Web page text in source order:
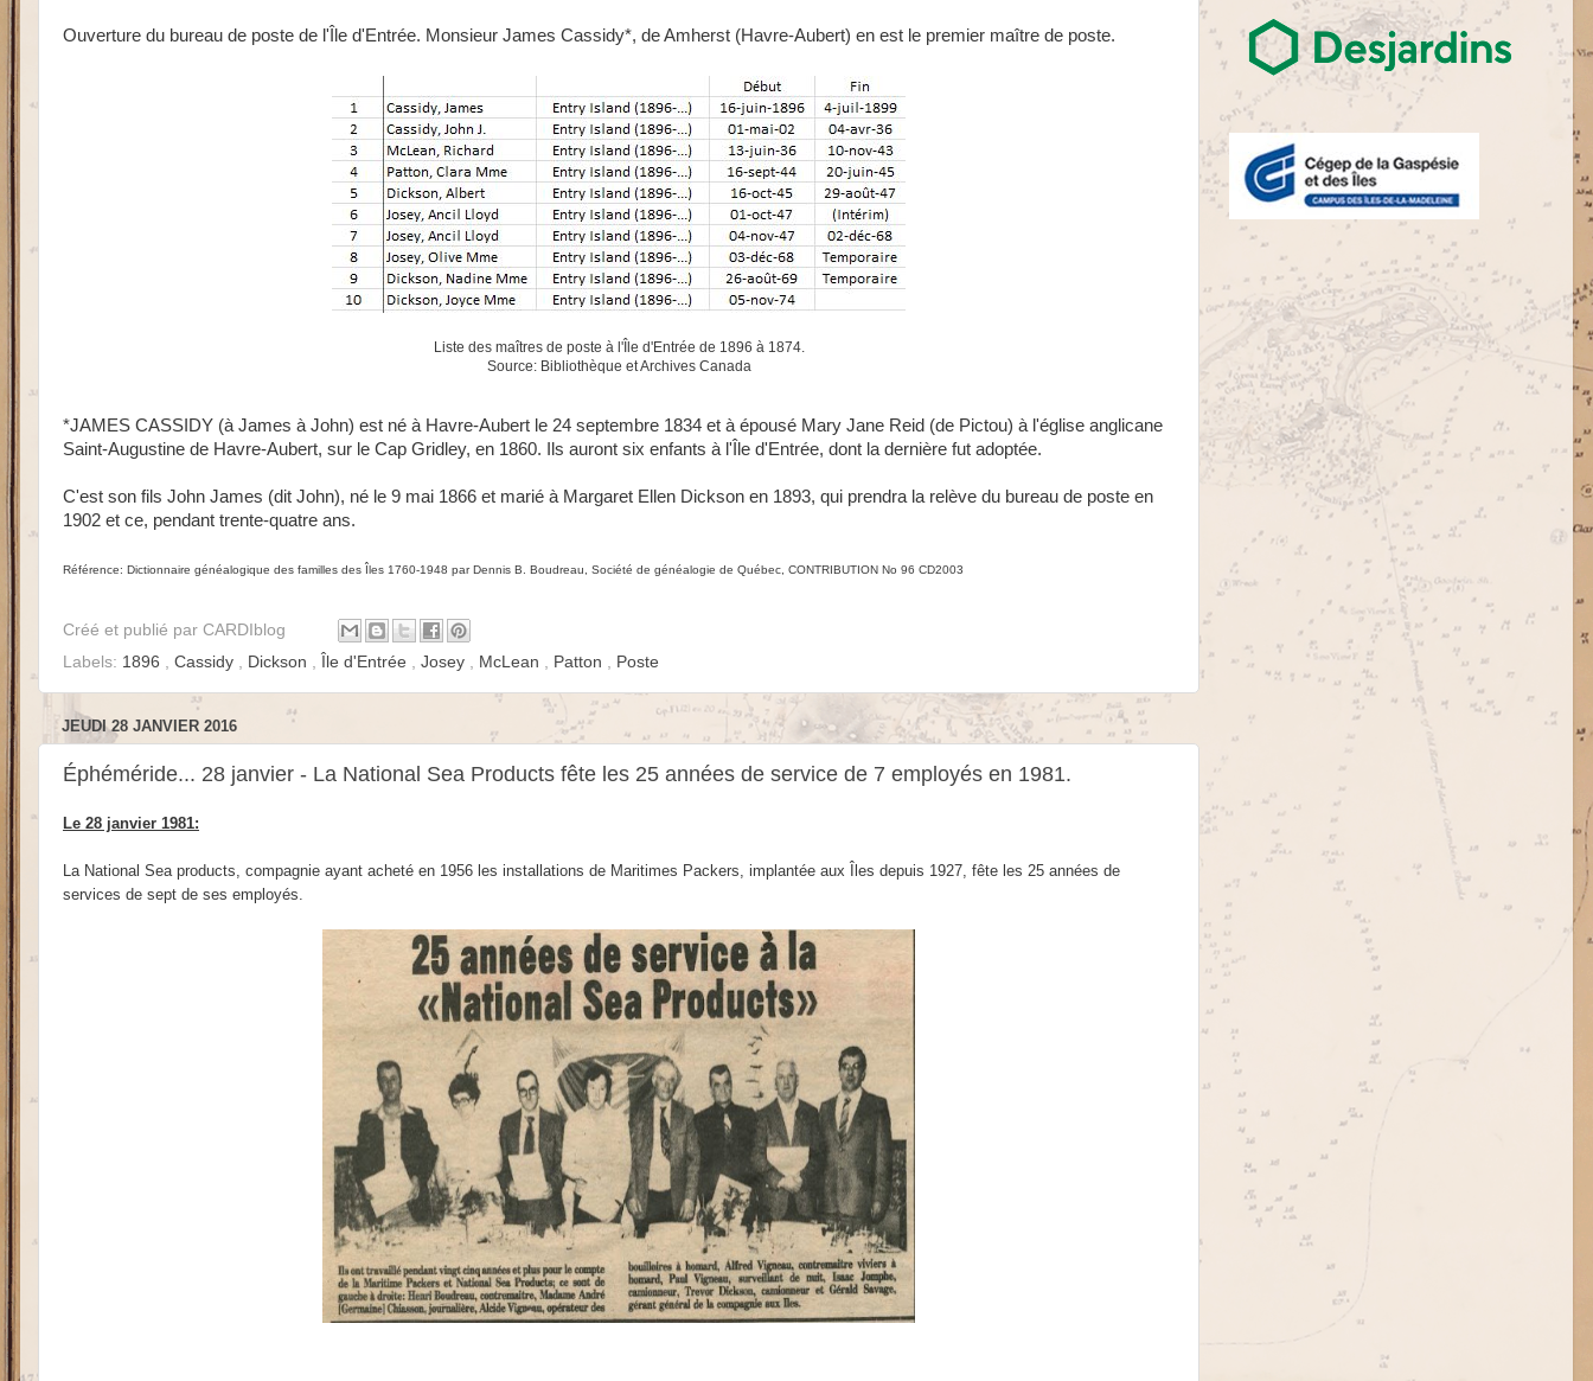
Ouverture du bureau de poste de l'Île d'Entrée. Monsieur James Cassidy*, de Amherst (Havre-Aubert) en est le premier maître de poste.
Liste des maîtres de poste à l'Île d'Entrée de 1896 à 1874.
Source: Bibliothèque et Archives Canada
*JAMES CASSIDY (à James à John) est né à Havre-Aubert le 24 septembre 1834 et à épousé Mary Jane Reid (de Pictou) à l'église anglicane
Saint-Augustine de Havre-Aubert, sur le Cap Gridley, en 1860. Ils auront six enfants à l'Île d'Entrée, dont la dernière fut adoptée.
C'est son fils John James (dit John), né le 9 mai 1866 et marié à Margaret Ellen Dickson en 1893, qui prendra la relève du bureau de poste en
1902 et ce, pendant trente-quatre ans.
Référence: Dictionnaire généalogique des familles des Îles 1760-1948 par Dennis B. Boudreau, Société de généalogie de Québec, CONTRIBUTION No 96 CD2003
Créé et publié par CARDIblog
Labels: 1896 , Cassidy , Dickson , Île d'Entrée , Josey , McLean , Patton , Poste
JEUDI 28 JANVIER 2016
Éphéméride... 28 janvier - La National Sea Products fête les 25 années de service de 7 employés en 1981.
Le 28 janvier 1981:
La National Sea products, compagnie ayant acheté en 1956 les installations de Maritimes Packers, implantée aux Îles depuis 1927, fête les 25 années de
services de sept de ses employés.